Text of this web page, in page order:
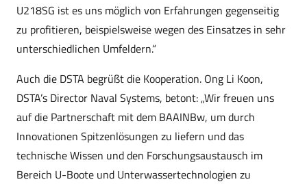
U218SG ist es uns möglich von Erfahrungen gegenseitig
zu profitieren, beispielsweise wegen des Einsatzes in sehr
unterschiedlichen Umfeldern.“
Auch die DSTA begrüßt die Kooperation. Ong Li Koon,
DSTA’s Director Naval Systems, betont: „Wir freuen uns
auf die Partnerschaft mit dem BAAINBw, um durch
Innovationen Spitzenlösungen zu liefern und das
technische Wissen und den Forschungsaustausch im
Bereich U-Boote und Unterwassertechnologien zu